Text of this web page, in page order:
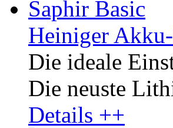
Heiniger
Die ideale
Die neuste
Details ++